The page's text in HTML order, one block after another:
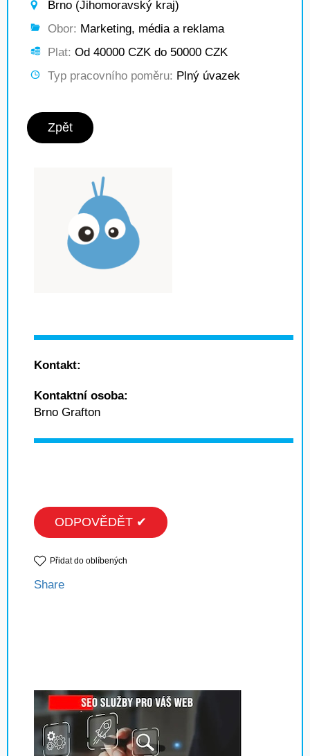
Brno (Jihomoravský kraj)
Obor: Marketing, média a reklama
Plat: Od 40000 CZK do 50000 CZK
Typ pracovního poměru: Plný úvazek
Zpět
Kontakt:
Kontaktní osoba:
Brno Grafton
ODPOVĚDĚT ✔
Přidat do oblíbených
Share